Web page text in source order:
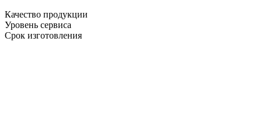
Качество продукции
Уровень сервиса
Срок изготовления